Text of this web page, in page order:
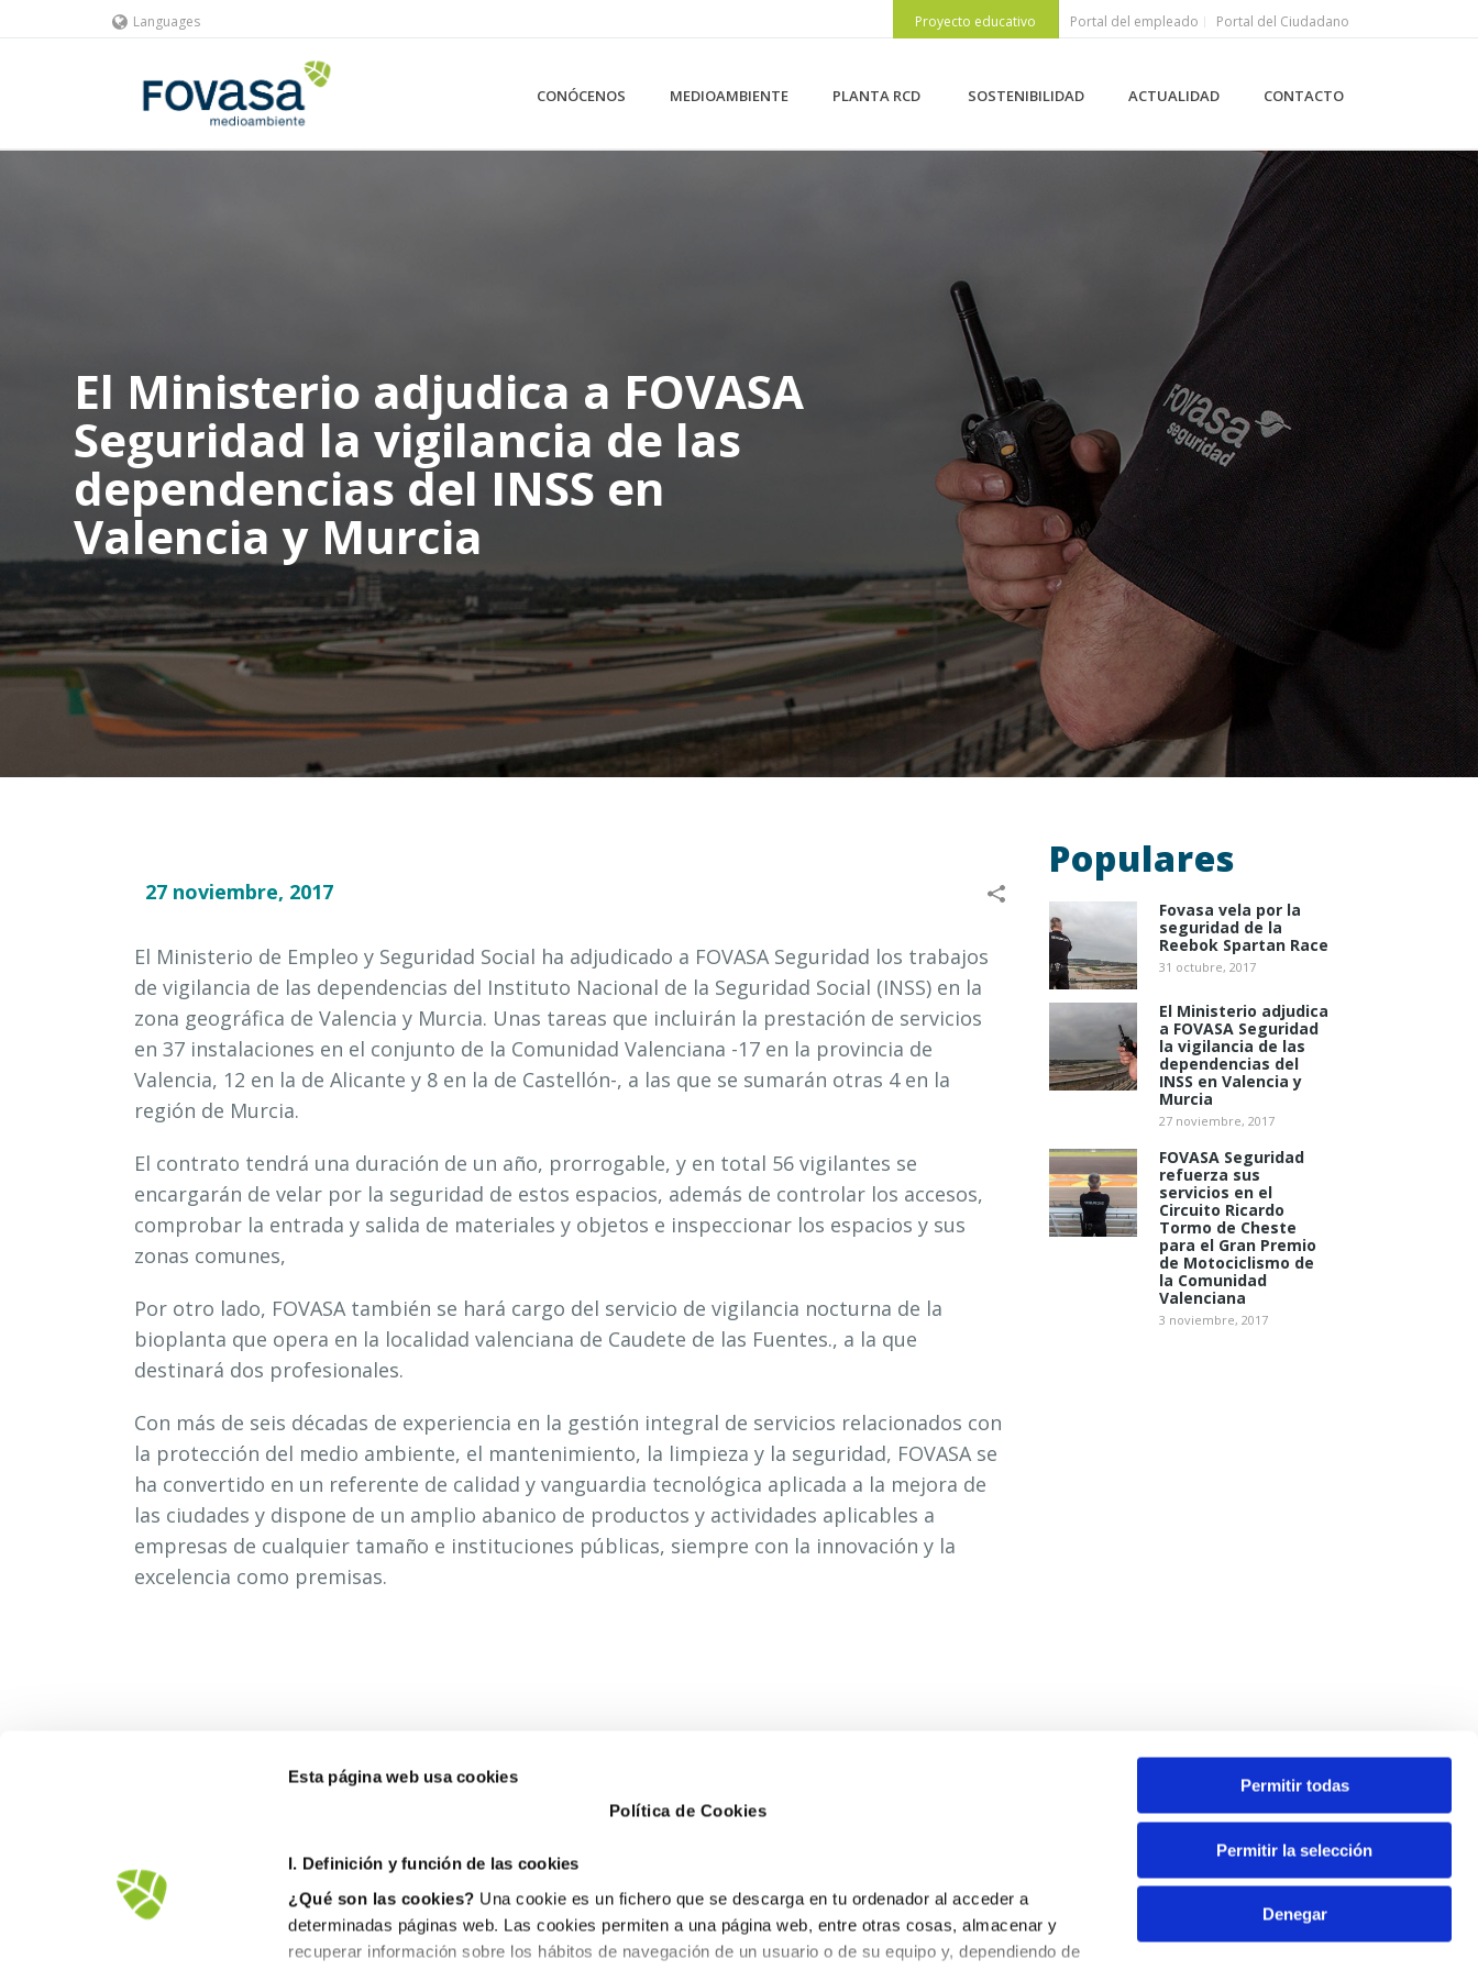
Esta página web usa cookies
Política de Cookies
I. Definición y función de las cookies
¿Qué son las cookies? Una cookie es un fichero que se descarga en tu ordenador al acceder a
determinadas páginas web. Las cookies permiten a una página web, entre otras cosas, almacenar y
recuperar información sobre los hábitos de navegación de un usuario o de su equipo y, dependiendo de
Permitir todas
Permitir la selección
Denegar
Languages Proyecto educativo Portal del empleado Portal del Ciudadano
CONÓCENOS MEDIOAMBIENTE PLANTA RCD SOSTENIBILIDAD ACTUALIDAD CONTACTO
El Ministerio adjudica a FOVASA
Seguridad la vigilancia de las
dependencias del INSS en
Valencia y Murcia
27 noviembre, 2017
El Ministerio de Empleo y Seguridad Social ha adjudicado a FOVASA Seguridad los trabajos
de vigilancia de las dependencias del Instituto Nacional de la Seguridad Social (INSS) en la
zona geográfica de Valencia y Murcia. Unas tareas que incluirán la prestación de servicios
en 37 instalaciones en el conjunto de la Comunidad Valenciana -17 en la provincia de
Valencia, 12 en la de Alicante y 8 en la de Castellón-, a las que se sumarán otras 4 en la
región de Murcia.
El contrato tendrá una duración de un año, prorrogable, y en total 56 vigilantes se
encargarán de velar por la seguridad de estos espacios, además de controlar los accesos,
comprobar la entrada y salida de materiales y objetos e inspeccionar los espacios y sus
zonas comunes,
Por otro lado, FOVASA también se hará cargo del servicio de vigilancia nocturna de la
bioplanta que opera en la localidad valenciana de Caudete de las Fuentes., a la que
destinará dos profesionales.
Con más de seis décadas de experiencia en la gestión integral de servicios relacionados con
la protección del medio ambiente, el mantenimiento, la limpieza y la seguridad, FOVASA se
ha convertido en un referente de calidad y vanguardia tecnológica aplicada a la mejora de
las ciudades y dispone de un amplio abanico de productos y actividades aplicables a
empresas de cualquier tamaño e instituciones públicas, siempre con la innovación y la
excelencia como premisas.
Populares
Fovasa vela por la
seguridad de la
Reebok Spartan Race
31 octubre, 2017
El Ministerio adjudica
a FOVASA Seguridad
la vigilancia de las
dependencias del
INSS en Valencia y
Murcia
27 noviembre, 2017
FOVASA Seguridad
refuerza sus
servicios en el
Circuito Ricardo
Tormo de Cheste
para el Gran Premio
de Motociclismo de
la Comunidad
Valenciana
3 noviembre, 2017